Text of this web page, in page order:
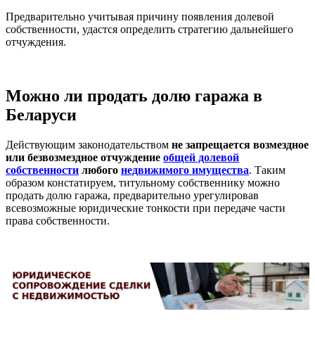
Предварительно учитывая причину появления долевой
собственности, удастся определить стратегию дальнейшего
отчуждения.
Можно ли продать долю гаража в
Беларуси
Действующим законодательством не запрещается возмездное
или безвозмездное отчуждение общей долевой
собственности любого недвижимого имущества. Таким
образом констатируем, титульному собственнику можно
продать долю гаража, предварительно урегулировав
всевозможные юридические тонкости при передаче части
права собственности.